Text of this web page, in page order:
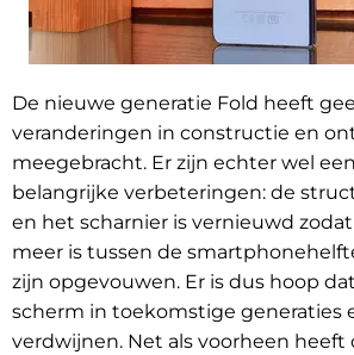
De nieuwe generatie Fold heeft
veranderingen in constructie en
meegebracht. Er zijn echter wel
belangrijke verbeteringen: de
en het scharnier is vernieuwd
meer is tussen de
zijn opgevouwen. Er is dus hoop
scherm in toekomstige generaties
verdwijnen. Net als voorheen